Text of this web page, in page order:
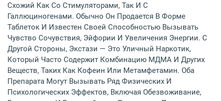
Схожий Как Со Стимуляторами, Так И С
Галлюциногенами. Обычно Он Продается В Форме
Таблеток И Известен Своей Способностью Вызывать
Чувство Сочувствия, Эйфории И Увеличения Энергии. С
Другой Стороны, Экстази — Это Уличный Наркотик,
Который Часто Содержит Комбинацию МДМА И Других
Веществ, Таких Как Кофеин Или Метамфетамин. Оба
Препарата Могут Вызывать Ряд Физических И
Психологических Эффектов, Включая Обезвоживание,